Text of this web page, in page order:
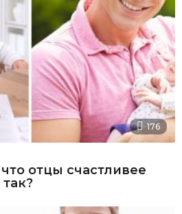
176
отцы счастливее